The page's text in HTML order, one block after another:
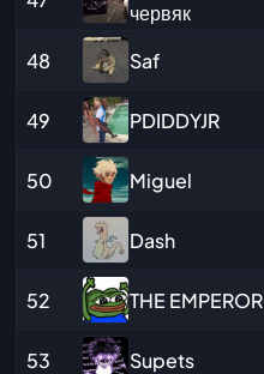
червяк
48 Saf
49 PDIDDYJR
50 Miguel
51 Dash
52 THE EMPEROR
53 Supets